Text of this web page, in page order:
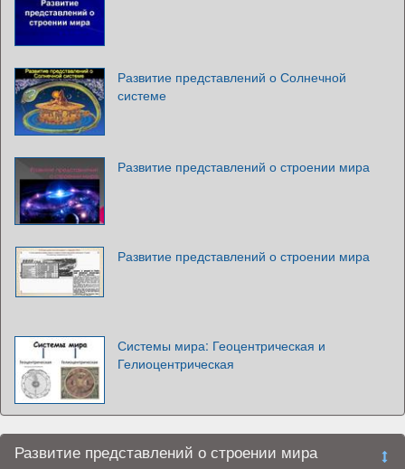
Развитие представлений о Солнечной
системе
Развитие представлений о строении мира
Развитие представлений о строении мира
Системы мира: Геоцентрическая и
Гелиоцентрическая
Развитие представлений о строении мира